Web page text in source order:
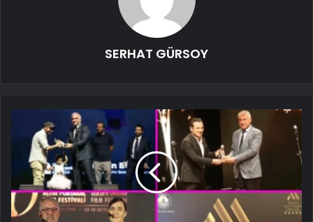
SERHAT GÜRSOY